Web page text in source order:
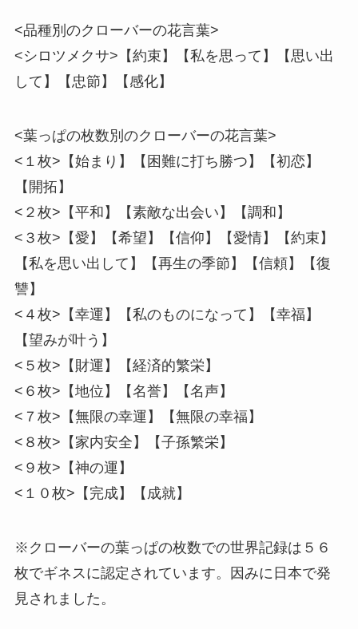
<品種別のクローバーの花言葉>
<シロツメクサ>【約束】【私を思って】【思い出
して】【忠節】【感化】
<葉っぱの枚数別のクローバーの花言葉>
<１枚>【始まり】【困難に打ち勝つ】【初恋】
【開拓】
<２枚>【平和】【素敵な出会い】【調和】
<３枚>【愛】【希望】【信仰】【愛情】【約束】
【私を思い出して】【再生の季節】【信頼】【復
讐】
<４枚>【幸運】【私のものになって】【幸福】
【望みが叶う】
<５枚>【財運】【経済的繁栄】
<６枚>【地位】【名誉】【名声】
<７枚>【無限の幸運】【無限の幸福】
<８枚>【家内安全】【子孫繁栄】
<９枚>【神の運】
<１０枚>【完成】【成就】
※クローバーの葉っぱの枚数での世界記録は５６
枚でギネスに認定されています。因みに日本で発
見されました。